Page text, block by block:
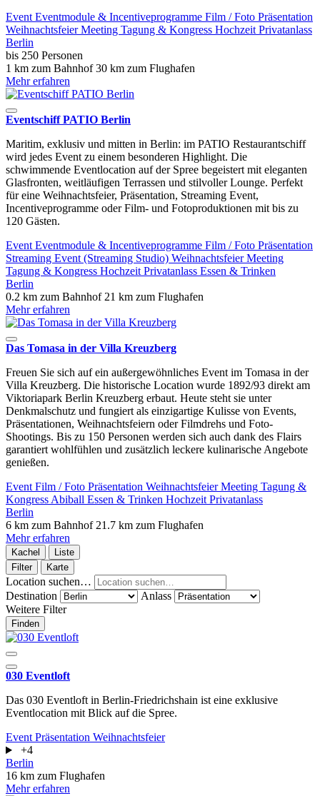
Event Eventmodule & Incentiveprogramme Film / Foto Präsentation
WeihnachtsfeierMeeting Tagung & Kongress Hochzeit Privatanlass
Berlin
bis 250 Personen
1 km zum Bahnhof30 km zum Flughafen
Mehr erfahren
Eventschiff PATIO Berlin
Maritim, exklusiv und mitten in Berlin: im PATIO Restaurantschiff
wird jedes Event zu einem besonderen Highlight. Die
schwimmende Eventlocation auf der Spree begeistert mit eleganten
Glasfronten, weitläufigen Terrassen und stilvoller Lounge. Perfekt
für eine Weihnachtsfeier, Präsentation, Streaming Event,
Incentiveprogramme oder Film- und Fotoproduktionen mit bis zu
120 Gästen.
Event Eventmodule & Incentiveprogramme Film / Foto Präsentation
Streaming Event (Streaming Studio) WeihnachtsfeierMeeting
Tagung & Kongress Hochzeit Privatanlass Essen & Trinken
Berlin
0.2 km zum Bahnhof 21 km zum Flughafen
Mehr erfahren
Das Tomasa in der Villa Kreuzberg
Freuen Sie sich auf ein außergewöhnliches Event im Tomasa in der
Villa Kreuzberg. Die historische Location wurde 1892/93 direkt am
Viktoriapark Berlin Kreuzberg erbaut. Heute steht sie unter
Denkmalschutz und fungiert als einzigartige Kulisse von Events,
Präsentationen, Weihnachtsfeiern oder Filmdrehs und Foto-
Shootings. Bis zu 150 Personen werden sich auch dank des Flairs
garantiert wohlfühlen und zusätzlich leckere kulinarische Angebote
genießen.
Event Film / Foto Präsentation WeihnachtsfeierMeeting Tagung &
Kongress Abiball Essen & Trinken Hochzeit Privatanlass
Berlin
6 km zum Bahnhof 21.7 km zum Flughafen
Mehr erfahren
Kachel
Liste
Filter
Karte
Location suchen…
Destination
Anlass
Weitere Filter
Finden
030 Eventloft
Das 030 Eventloft in Berlin-Friedrichshain ist eine exklusive
Eventlocation mit Blick auf die Spree.
Event Präsentation Weihnachtsfeier
+4
Berlin
16 km zum Flughafen
Mehr erfahren